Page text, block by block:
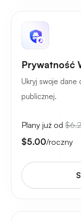
Prywatność
Ukryj swoje
publicznej.
Plany już od
$5.00/roczny